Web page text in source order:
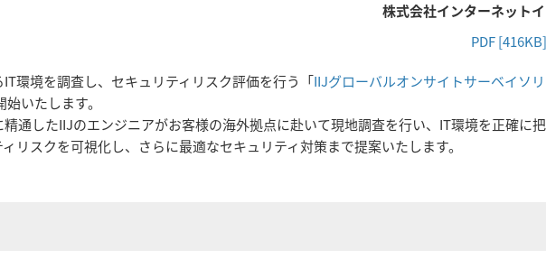
株式会社インターネット
PDF [416KB]
環境を調査し、セキュリティリスク評価を行う「IIJグローバルオンサイトサーベイソ
いたします。
通したIIJのエンジニアがお客様の海外拠点に赴いて現地調査を行い、IT環境を正確に
リスクを可視化し、さらに最適なセキュリティ対策まで提案いたします。